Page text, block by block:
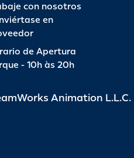
con nosotros
en
de Apertura
- 10h às 20h
Animation L.L.C.